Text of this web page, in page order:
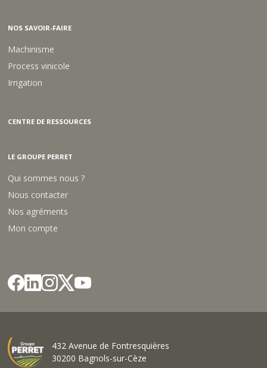
NOS SAVOIR-FAIRE
Machinisme
Process vinicole
Irrigation
CENTRE DE RESSOURCES
LE GROUPE PERRET
Qui sommes nous ?
Nous contacter
Nos agréments
Mon compte
432 Avenue de Fontresquières
30200 Bagnols-sur-Cèze